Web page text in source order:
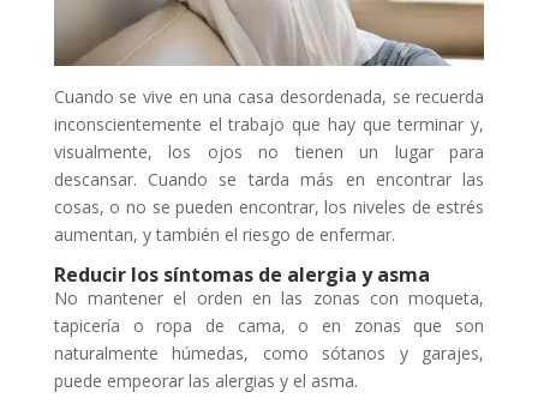
Cuando se vive en una casa desordenada, se recuerda
inconscientemente el trabajo que hay que terminar y,
visualmente, los ojos no tienen un lugar para
descansar. Cuando se tarda más en encontrar las
cosas, o no se pueden encontrar, los niveles de estrés
aumentan, y también el riesgo de enfermar.
Reducir los síntomas de alergia y asma
No mantener el orden en las zonas con moqueta,
tapicería o ropa de cama, o en zonas que son
naturalmente húmedas, como sótanos y garajes,
puede empeorar las alergias y el asma.